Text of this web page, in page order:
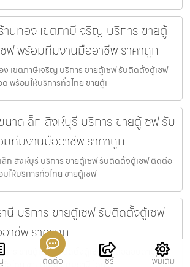
านทอง เขตภาษีเจริญ บริการ ขายตู้
ฟ พร้อมทีมงานมืออาชีพ ราคาถูก
ง เขตภาษีเจริญ บริการ ขายตู้เซฟ รับติดตั้งตู้เซฟ
พร้อมให้บริการทั่วไทย ขายตู้เ
นาดเล็ก สิงห์บุรี บริการ ขายตู้เซฟ รับ
ทีมงานมืออาชีพ ราคาถูก
ล็ก สิงห์บุรี บริการ ขายตู้เซฟ รับติดตั้งตู้เซฟ ติดต่อ
ให้บริการทั่วไทย ขายตู้เซฟ
นี บริการ ขายตู้เซฟ รับติดตั้งตู้เซฟ
าชีพ ราคาถูก
ริการ ขายตู้เซฟ รับติดตั้งตู้เซฟ ติดต่อสอบถามได้
ติดต่อ แชร์ เพิ่มเติม